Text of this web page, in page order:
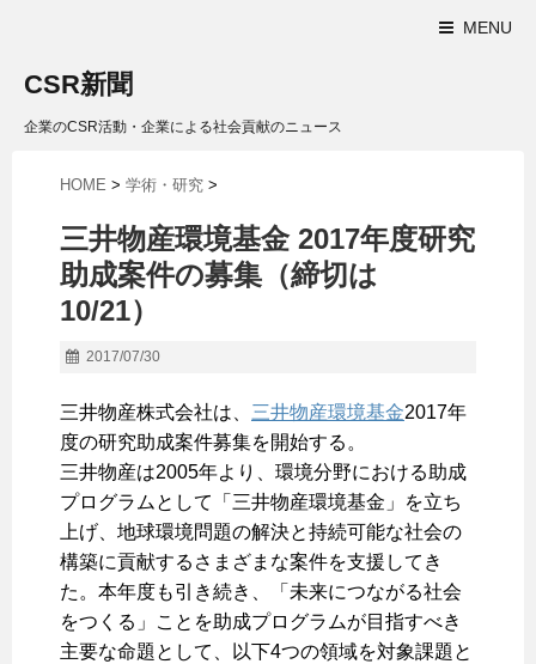
MENU
CSR新聞
企業のCSR活動・企業による社会貢献のニュース
HOME > 学術・研究 >
三井物産環境基金 2017年度研究
助成案件の募集（締切は
10/21）
2017/07/30
三井物産株式会社は、 三井物産環境基金2017年
度の研究助成案件募集を開始する。
三井物産は2005年より、環境分野における助成
プログラムとして「三井物産環境基金」を立ち
上げ、地球環境問題の解決と持続可能な社会の
構築に貢献するさまざまな案件を支援してき
た。本年度も引き続き、「未来につながる社会
をつくる」ことを助成プログラムが目指すべき
主要な命題として、以下4つの領域を対象課題と